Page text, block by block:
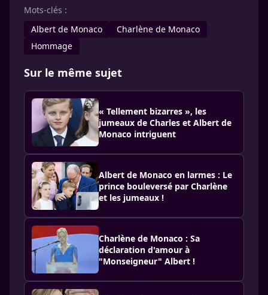
Mots-clés :
Albert de Monaco
Charlène de Monaco
Hommage
Sur le même sujet
« Tellement bizarres », les
jumeaux de Charles et Albert de
Monaco intriguent
Albert de Monaco en larmes : Le
prince bouleversé par Charlène
et les jumeaux !
Charlène de Monaco : Sa
déclaration d'amour à
"Monseigneur" Albert !